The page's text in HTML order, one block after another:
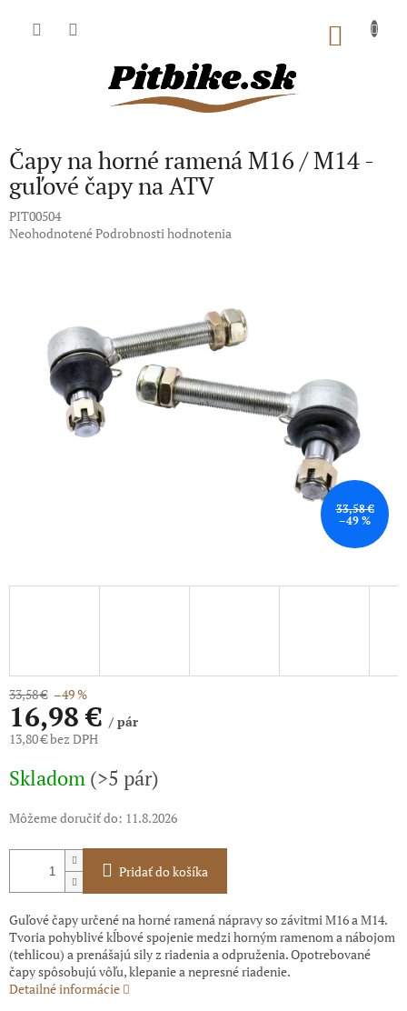
Čapy na horné ramená M16 / M14 -
guľové čapy na ATV
PIT00504
Priemerné
hviezdičiek.
NeohodnotenéPodrobnosti hodnotenia
33,58 €
–49 %
33,58 € –49 %
16,98 €/ pár
13,80 € bez DPH
cena:
Skladom (>5 pár)
Môžeme doručiť do: 11.8.2026
Pridať do košíka
Guľové čapy určené na horné ramená nápravy so závitmi M16 a M14.
Tvoria pohyblivé kĺbové spojenie medzi horným ramenom a nábojom
(tehlicou) a prenášajú sily z riadenia a odpruženia. Opotrebované
čapy spôsobujú vôľu, klepanie a nepresné riadenie.
Detailné informácie